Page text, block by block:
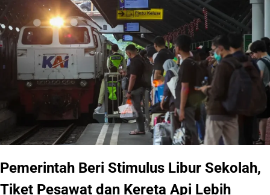
Pemerintah Beri Stimulus Libur Sekolah,
Tiket Pesawat dan Kereta Api Lebih